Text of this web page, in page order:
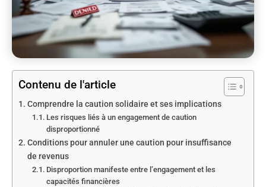
Contenu de l'article
Comprendre la caution solidaire et ses implications
Les risques liés à un engagement de caution
disproportionné
Conditions pour annuler une caution pour insuffisance
de revenus
Disproportion manifeste entre l’engagement et les
capacités financières